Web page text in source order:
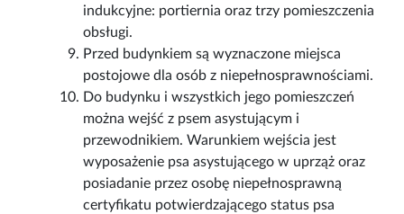
indukcyjne: portiernia oraz trzy pomieszczenia
obsługi.
Przed budynkiem są wyznaczone miejsca
postojowe dla osób z niepełnosprawnościami.
Do budynku i wszystkich jego pomieszczeń
można wejść z psem asystującym i
przewodnikiem. Warunkiem wejścia jest
wyposażenie psa asystującego w uprząż oraz
posiadanie przez osobę niepełnosprawną
certyfikatu potwierdzającego status psa